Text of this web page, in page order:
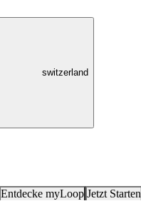
switzerland
Entdecke myLoop Jetzt Starten